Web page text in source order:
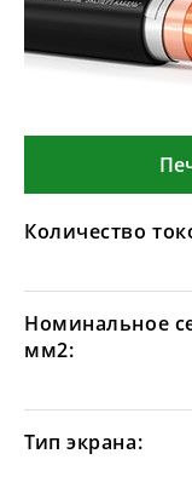
Количество
Номинальное
мм2:
Тип экрана: